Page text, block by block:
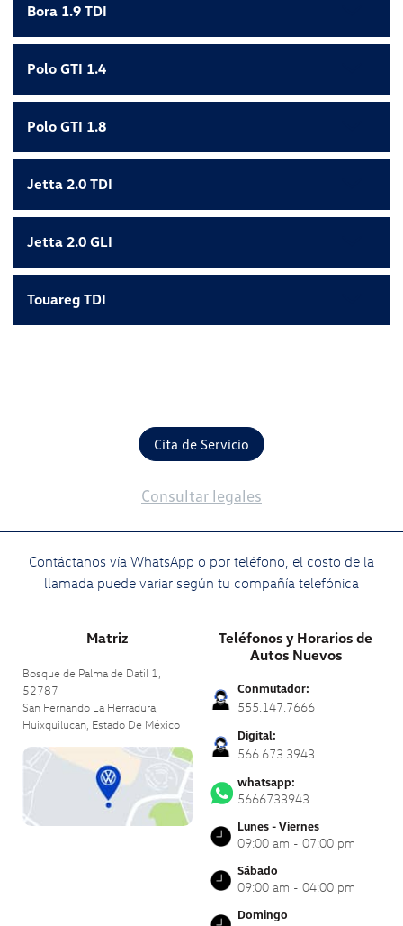
Bora 1.9 TDI
Polo GTI 1.4
Polo GTI 1.8
Jetta 2.0 TDI
Jetta 2.0 GLI
Touareg TDI
Cita de Servicio
Consultar legales
Contáctanos vía WhatsApp o por teléfono, el costo de la
llamada puede variar según tu compañía telefónica
Matriz
Bosque de Palma de Datil 1,
52787
San Fernando La Herradura,
Huixquilucan, Estado De México
Teléfonos y Horarios de
Autos Nuevos
Conmutador:
555.147.7666
Digital:
566.673.3943
whatsapp:
5666733943
Lunes - Viernes
09:00 am - 07:00 pm
Sábado
09:00 am - 04:00 pm
Domingo